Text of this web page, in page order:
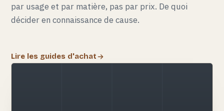
par usage et par matière, pas par prix. De quoi
décider en connaissance de cause.
Lire les guides d'achat